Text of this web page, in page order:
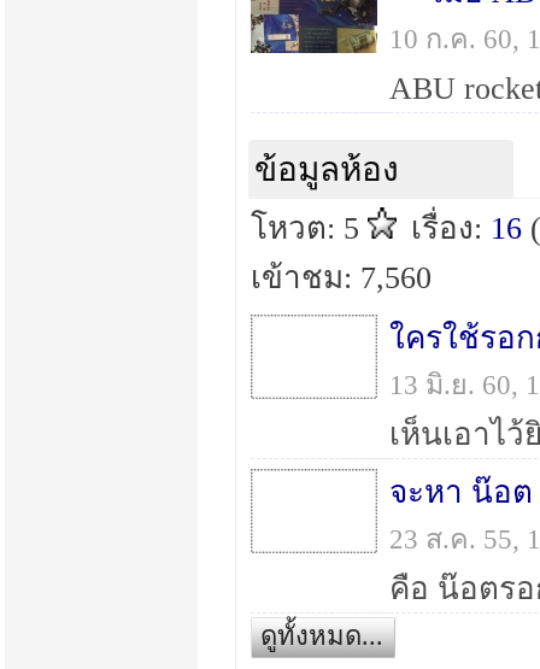
10 ก.ค. 60,
ข้อมูลห้อง
โหวต: 5 เรื่อง: 16
เข้าชม: 7,560
ใครใช้รอ
13 มิ.ย. 60,
23 ส.ค. 55,
ดูทั้งหมด...